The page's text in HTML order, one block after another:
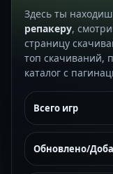
Здесь ты
репакеру,
страницу
топ скачиваний,
каталог с
Всего игр
Обновлено/